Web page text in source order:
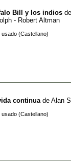
Bill y los indios
- Robert Altman
usado (Castellano)
continua de Alan
usado (Castellano)